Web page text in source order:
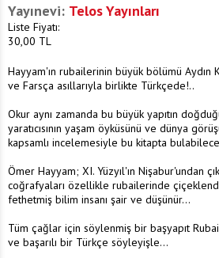
Yayınevi: Telos Yayınları
Liste Fiyatı:
30,00 TL
Hayyam'ın rubailerinin büyük bölümü Aydın
ve Farsça asıllarıyla birlikte Türkçede!..
Okur aynı zamanda bu büyük yapıtın
yaratıcısının yaşam öyküsünü ve dünya
kapsamlı incelemesiyle bu kitapta
Ömer Hayyam; XI. Yüzyıl'ın Nişabur'undan
coğrafyaları özellikle rubailerinde
fethetmiş bilim insanı şair ve düşünür...
Tüm çağlar için söylenmiş bir başyapıt
ve başarılı bir Türkçe söyleyişle...